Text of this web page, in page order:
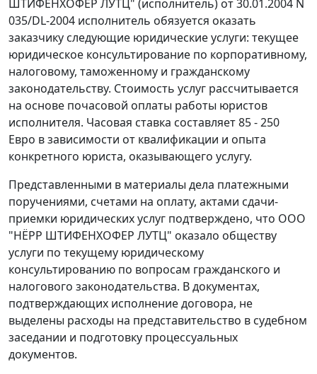
ШТИФЕНХОФЕР ЛУТЦ" (исполнитель) от 30.01.2004 N
035/DL-2004 исполнитель обязуется оказать
заказчику следующие юридические услуги: текущее
юридическое консультирование по корпоративному,
налоговому, таможенному и гражданскому
законодательству. Стоимость услуг рассчитывается
на основе почасовой оплаты работы юристов
исполнителя. Часовая ставка составляет 85 - 250
Евро в зависимости от квалификации и опыта
конкретного юриста, оказывающего услугу.
Представленными в материалы дела платежными
поручениями, счетами на оплату, актами сдачи-
приемки юридических услуг подтверждено, что ООО
"НЁРР ШТИФЕНХОФЕР ЛУТЦ" оказало обществу
услуги по текущему юридическому
консультированию по вопросам гражданского и
налогового законодательства. В документах,
подтверждающих исполнение договора, не
выделены расходы на представительство в судебном
заседании и подготовку процессуальных
документов.